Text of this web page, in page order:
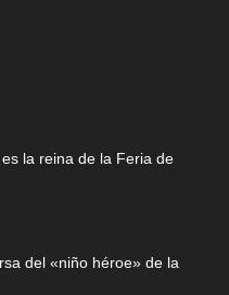
la reina de la Feria de
del «niño héroe» de la